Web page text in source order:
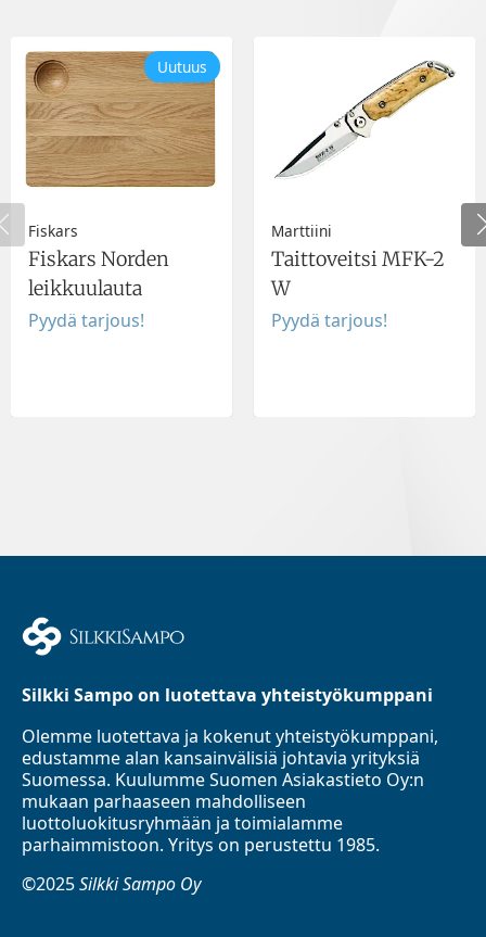
Uutuus
Fiskars
Fiskars Norden
leikkuulauta
Pyydä tarjous!
Marttiini
Taittoveitsi MFK-2
W
Pyydä tarjous!
Silkki Sampo on luotettava yhteistyökumppani
Olemme luotettava ja kokenut yhteistyökumppani,
edustamme alan kansainvälisiä johtavia yrityksiä
Suomessa. Kuulumme Suomen Asiakastieto Oy:n
mukaan parhaaseen mahdolliseen
luottoluokitusryhmään ja toimialamme
parhaimmistoon. Yritys on perustettu 1985.
©2025Silkki Sampo Oy